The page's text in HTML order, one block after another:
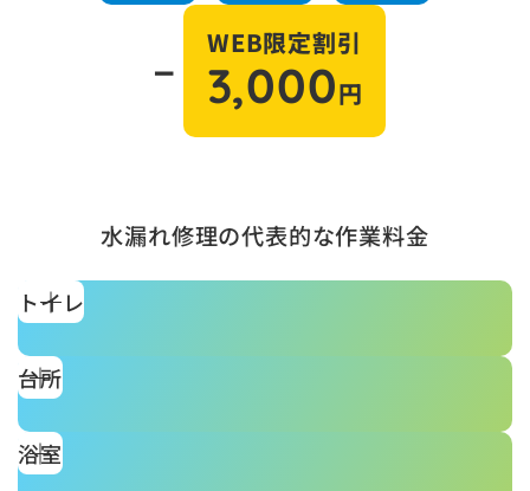
－
WEB限定割引
3,000円
水漏れ修理の代表的な作業料金
トイレ
台所
浴室